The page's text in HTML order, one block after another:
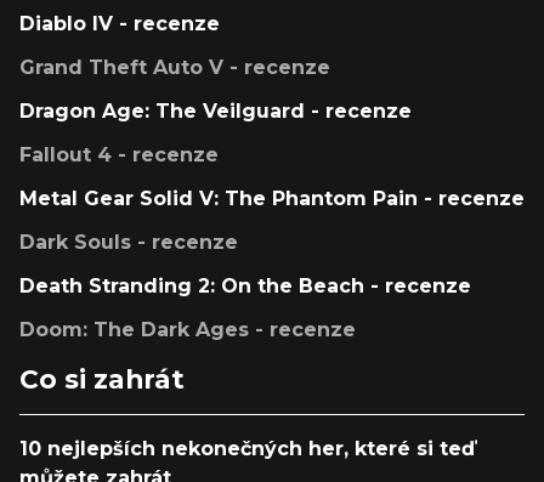
Diablo IV - recenze
Grand Theft Auto V - recenze
Dragon Age: The Veilguard - recenze
Fallout 4 - recenze
Metal Gear Solid V: The Phantom Pain - recenze
Dark Souls - recenze
Death Stranding 2: On the Beach - recenze
Doom: The Dark Ages - recenze
Co si zahrát
10 nejlepších nekonečných her, které si teď